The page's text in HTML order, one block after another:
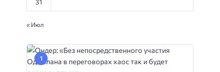
31
« Июл